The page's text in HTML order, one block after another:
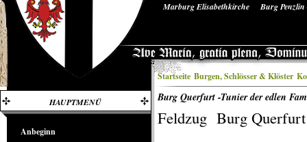
Marburg Elisabethkirche
Burg
Startseite Burgen, Schlösser & Klöster
HAUPTMENÜ
Anbeginn
Burg Querfurt -Tunier der edlen
Feldzug Burg Querfurt